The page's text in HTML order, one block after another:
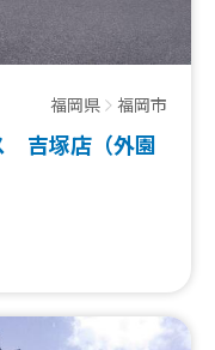
福岡県 福岡市
吉塚店（外園